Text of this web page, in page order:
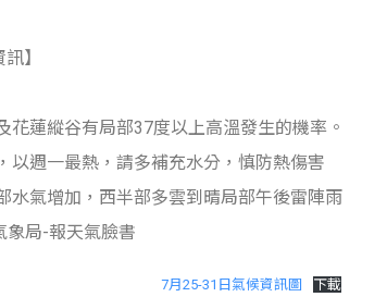
】
蓮縱谷有局部37度以上高溫發生的機率。
週一最熱，請多補充水分，慎防熱傷害
水氣增加，西半部多雲到晴局部午後雷陣雨
象局-報天氣臉書
7月25-31日氣候資訊圖 下載